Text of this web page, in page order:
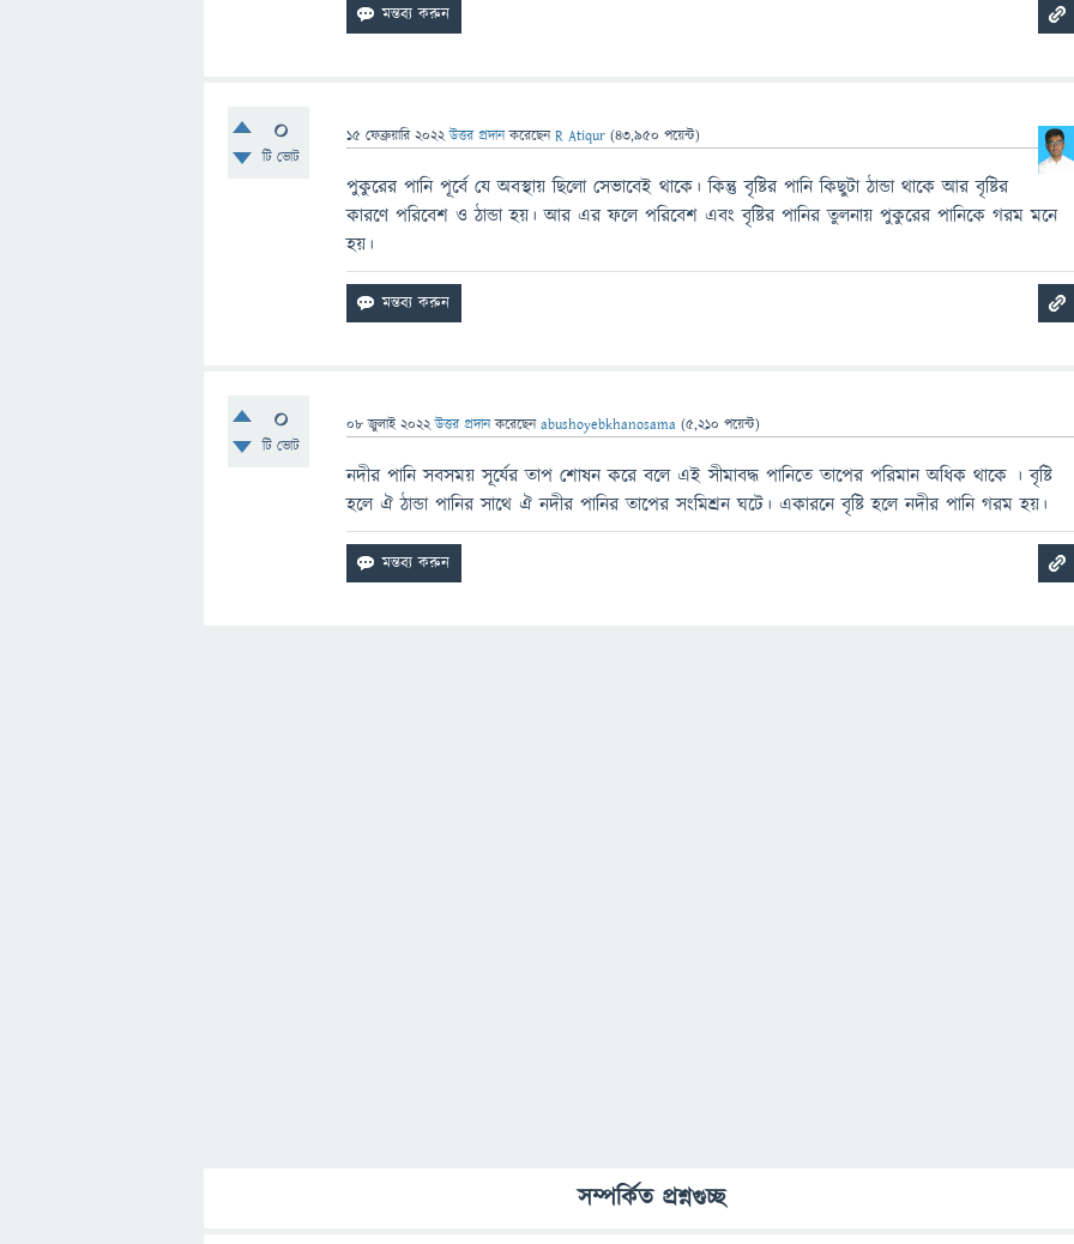
0
টি ভোট
15 ফেব্রুয়ারি 2022 উত্তর প্রদান করেছেনR Atiqur (43,950 পয়েন্ট)
পুকুরের পানি পূর্বে যে অবস্থায় ছিলো সেভাবেই থাকে। কিন্তু বৃষ্টির পানি কিছুটা ঠান্ডা থাকে আর বৃষ্টির
কারণে পরিবেশ ও ঠান্ডা হয়। আর এর ফলে পরিবেশ এবং বৃষ্টির পানির তুলনায় পুকুরের পানিকে গরম মনে
হয়।
0
টি ভোট
08 জুলাই 2022 উত্তর প্রদান করেছেনabushoyebkhanosama (5,210 পয়েন্ট)
নদীর পানি সবসময় সূর্যের তাপ শোষন করে বলে এই সীমাবদ্ধ পানিতে তাপের পরিমান অধিক থাকে । বৃষ্টি
হলে ঐ ঠান্ডা পানির সাথে ঐ নদীর পানির তাপের সংমিশ্রন ঘটে। একারনে বৃষ্টি হলে নদীর পানি গরম হয়।
সম্পর্কিত প্রশ্নগুচ্ছ